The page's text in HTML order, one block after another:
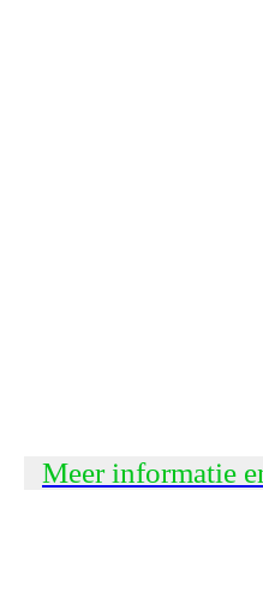
Meer informatie